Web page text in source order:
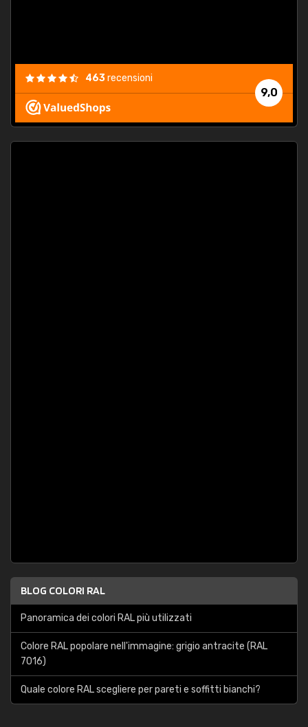
9,0
463recensioni
BLOG COLORI RAL
Panoramica dei colori RAL più utilizzati
Colore RAL popolare nell'immagine: grigio antracite (RAL
7016)
Quale colore RAL scegliere per pareti e soffitti bianchi?